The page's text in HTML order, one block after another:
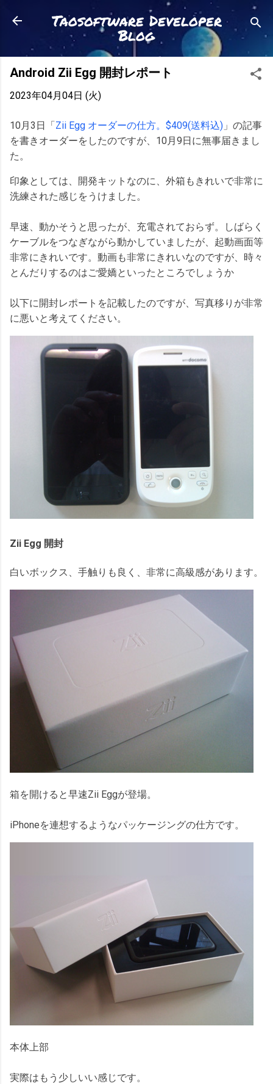
スキップしてメイン コンテンツに移動
Taosoftware Developer
Blog
Android Zii Egg 開封レポート
2023年04月04日 (火)
10月3日「Zii Egg オーダーの仕方。$409(送料込) 」の記事
を書きオーダーをしたのですが、10月9日に無事届きまし
た。
印象としては、開発キットなのに、外箱もきれいで非常に
洗練された感じをうけました。
早速、動かそうと思ったが、充電されておらず。しばらく
ケーブルをつなぎながら動かしていましたが、起動画面等
非常にきれいです。動画も非常にきれいなのですが、時々
とんだりするのはご愛嬌といったところでしょうか
以下に開封レポートを記載したのですが、写真移りが非常
に悪いと考えてください。
Zii Egg 開封
白いボックス、手触りも良く、非常に高級感があります。
箱を開けると早速Zii Eggが登場。
iPhoneを連想するようなパッケージングの仕方です。
本体上部
実際はもう少しいい感じです。